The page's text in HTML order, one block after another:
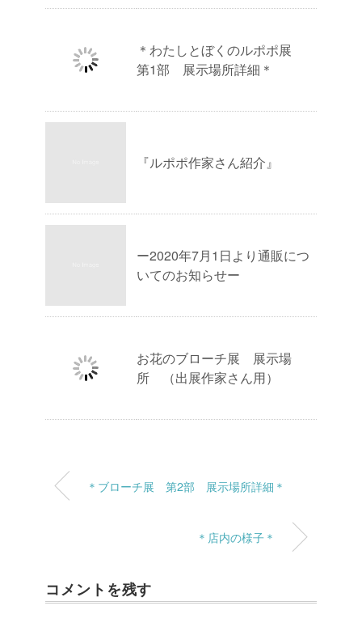
＊わたしとぼくのルポポ展
第1部 展示場所詳細＊
『ルポポ作家さん紹介』
ー2020年7月1日より通販につ
いてのお知らせー
お花のブローチ展 展示場
所 （出展作家さん用）
＊ブローチ展 第2部 展示場所詳細＊
＊店内の様子＊
コメントを残す